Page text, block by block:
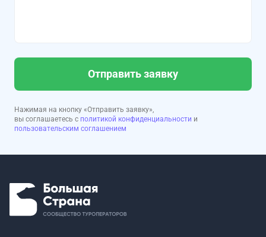
Отправить заявку
Нажимая на кнопку «Отправить заявку»,
вы соглашаетесь с политикой конфиденциальности и
пользовательским соглашением